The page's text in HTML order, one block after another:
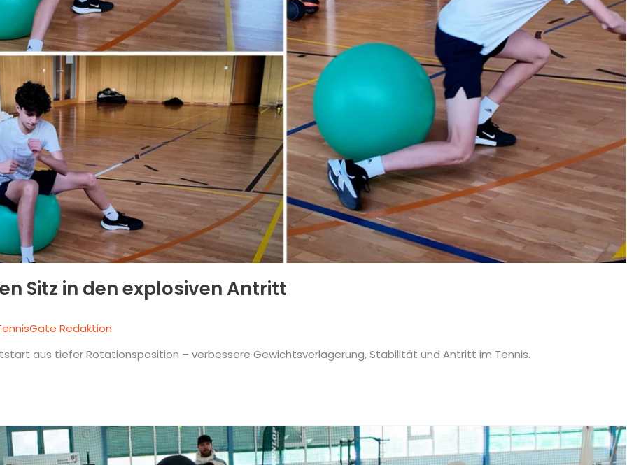
Sitz in den explosiven Antritt
Redaktion
aus tiefer Rotationsposition – verbessere Gewichtsverlagerung, Stabilität und Antritt im Tennis.